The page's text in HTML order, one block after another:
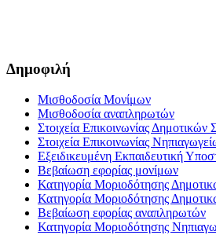
Δημοφιλή
Μισθοδοσία Μονίμων
Μισθοδοσία αναπληρωτών
Στοιχεία Επικοινωνίας Δημοτικών
Στοιχεία Επικοινωνίας
Εξειδικευμένη Εκπαιδευτική
Βεβαίωση εφορίας μονίμων
Κατηγορία Μοριοδότησης
Κατηγορία Μοριοδότησης
Βεβαίωση εφορίας αναπληρωτών
Κατηγορία Μοριοδότησης